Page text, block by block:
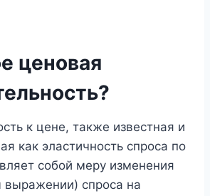
ценовая
к цене, также известная и
как эластичность спроса по
собой меру изменения
выражении) спроса на